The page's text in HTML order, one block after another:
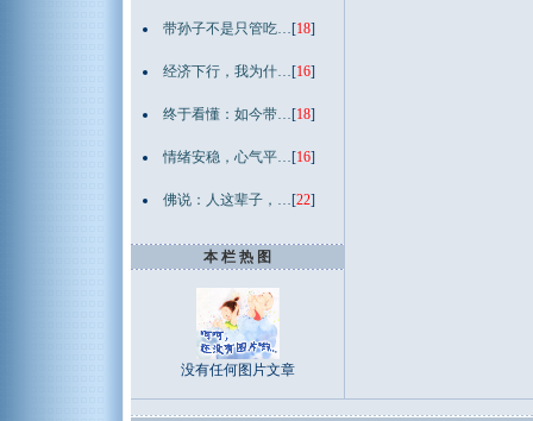
带孙子不是只管吃…[18]
经济下行，我为什…[16]
终于看懂：如今带…[18]
情绪安稳，心气平…[16]
佛说：人这辈子，…[22]
本 栏 热 图
没有任何图片文章